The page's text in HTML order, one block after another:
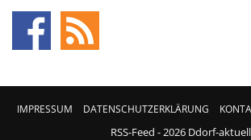
IMPRESSUM DATENSCHUTZERKLÄRUNG
RSS-Feed - 2026 Ddorf-aktuell